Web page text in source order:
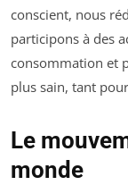
conscient, nous
participons à des
consommation et
plus sain, tant
Le
monde